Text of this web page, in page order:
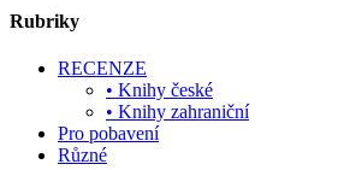
Rubriky
RECENZE
• Knihy české
• Knihy zahraniční
Pro pobavení
Různé